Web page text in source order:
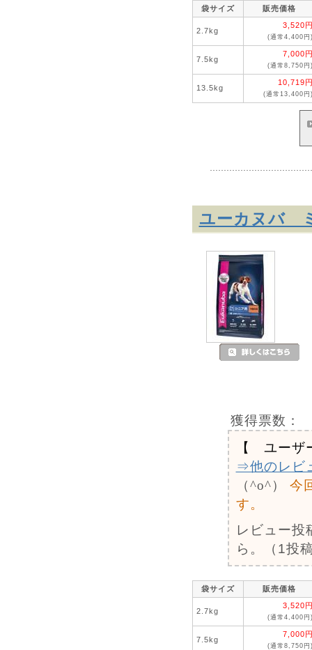
袋サイズ 販売価格
2.7kg
3,520
(通常4,400円
7.5kg
7,000
(通常8,750円
13.5kg
10,719
(通常13,400円
ユーカヌバ
獲得票数：
【 ユーザ
⇒他のレビ
（^o^）
今
す。
レビュー投
ら。（1投
袋サイズ 販売価格
2.7kg
3,520
(通常4,400円
7.5kg
7,000
(通常8,750円